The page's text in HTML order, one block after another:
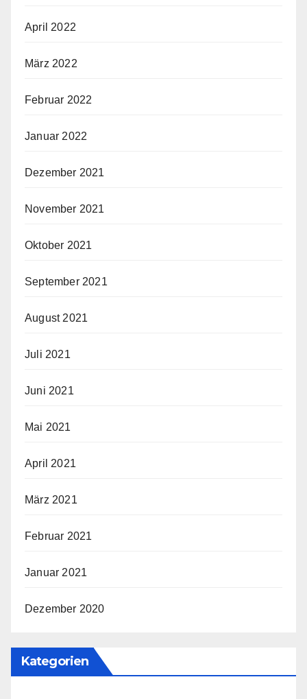
April 2022
März 2022
Februar 2022
Januar 2022
Dezember 2021
November 2021
Oktober 2021
September 2021
August 2021
Juli 2021
Juni 2021
Mai 2021
April 2021
März 2021
Februar 2021
Januar 2021
Dezember 2020
Kategorien